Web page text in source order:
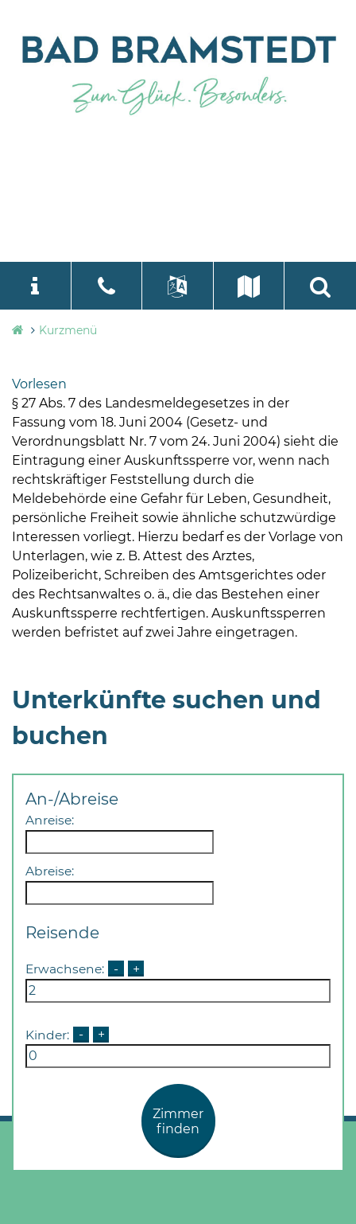
Stadtverwaltung
Bramstedt
Bleeck 15-
24576 Bad
Bramstedt
04192-
506-
zentrale@badbramstedt.de
Mo,
Di,
Fr
08
Do
außerhalb
Vereinbarung.
language
Kurzmenü
Vorlesen
§ 27 Abs. 7 des Landesmeldegesetzes in der
Fassung vom 18. Juni 2004 (Gesetz- und
Verordnungsblatt Nr. 7 vom 24. Juni 2004) sieht die
Eintragung einer Auskunftssperre vor, wenn nach
rechtskräftiger Feststellung durch die
Meldebehörde eine Gefahr für Leben, Gesundheit,
persönliche Freiheit sowie ähnliche schutzwürdige
Interessen vorliegt. Hierzu bedarf es der Vorlage von
Unterlagen, wie z. B. Attest des Arztes,
Polizeibericht, Schreiben des Amtsgerichtes oder
des Rechtsanwaltes o. ä., die das Bestehen einer
Auskunftssperre rechtfertigen. Auskunftssperren
werden befristet auf zwei Jahre eingetragen.
Unterkünfte suchen und
buchen
An-/Abreise
Anreise:
Abreise:
Reisende
Erwachsene: - +
Kinder: - +
Zimmer
finden